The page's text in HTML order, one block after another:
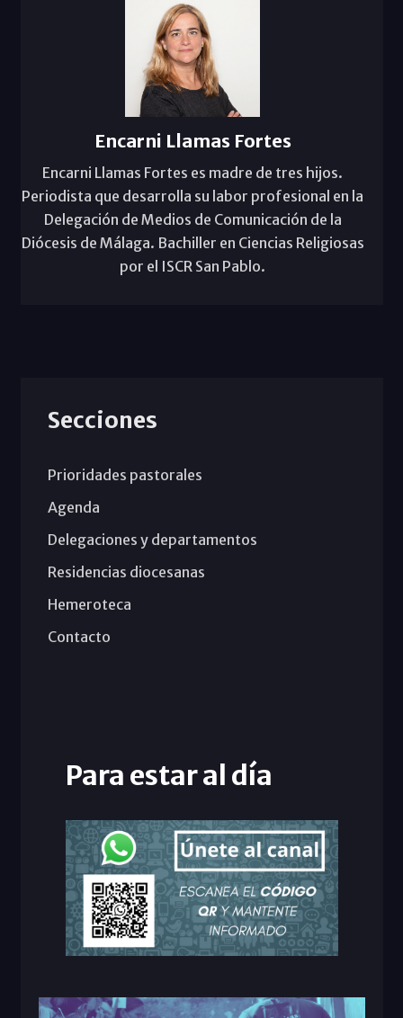
Encarni Llamas Fortes
Encarni Llamas Fortes es madre de tres hijos.
Periodista que desarrolla su labor profesional en la
Delegación de Medios de Comunicación de la
Diócesis de Málaga. Bachiller en Ciencias Religiosas
por el ISCR San Pablo.
Secciones
Prioridades pastorales
Agenda
Delegaciones y departamentos
Residencias diocesanas
Hemeroteca
Contacto
Para estar al día